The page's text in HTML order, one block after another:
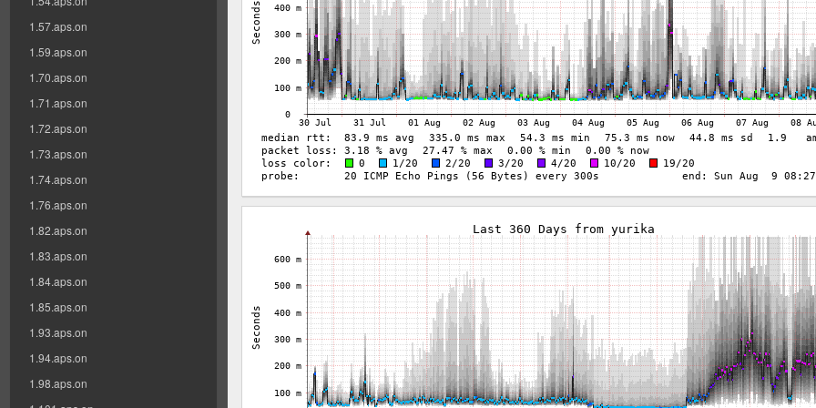
1.57.aps.on
1.59.aps.on
1.70.aps.on
1.71.aps.on
1.72.aps.on
1.73.aps.on
1.74.aps.on
1.76.aps.on
1.82.aps.on
1.83.aps.on
1.84.aps.on
1.85.aps.on
1.93.aps.on
1.94.aps.on
1.98.aps.on